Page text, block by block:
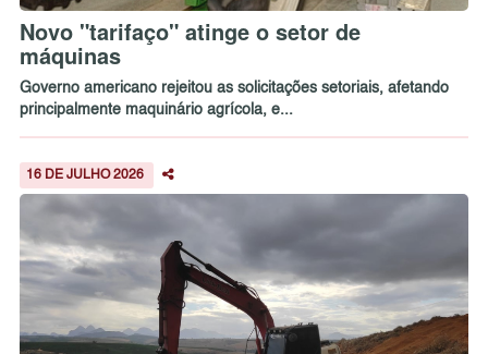
Novo "tarifaço" atinge o setor de
máquinas
Governo americano rejeitou as solicitações setoriais, afetando
principalmente maquinário agrícola, e...
16 DE JULHO 2026